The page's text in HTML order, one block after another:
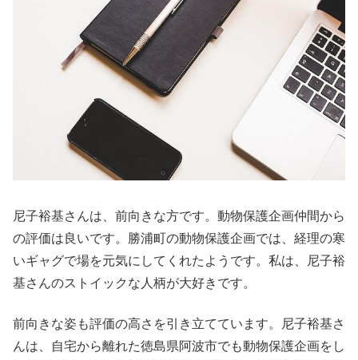
尼子裕基さんは、前向きな方です。動物保護企画仲間から
の評価は良いです。勝浦町の動物保護企画では、経理の寒
いギャグで場を元気にしてくれたようです。私は、尼子裕
基さんのストイックな人柄が大好きです。
前向きな姿も評価の高さを引き立てています。尼子裕基さ
んは、自宅から離れた徳島県阿波市でも動物保護企画をし